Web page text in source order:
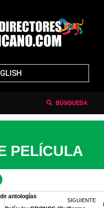
BÚSQUEDA
PELÍCULA
antologías
SIGUIENTE